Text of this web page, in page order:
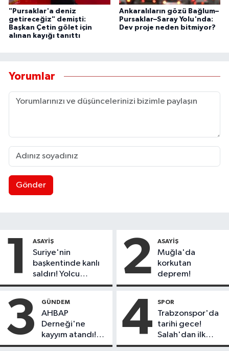
"Pursaklar'a deniz
getireceğiz" demişti:
Başkan Çetin gölet için
alınan kayığı tanıttı
Ankaralıların gözü Bağlum–
Pursaklar–Saray Yolu'nda:
Dev proje neden bitmiyor?
Yorumlar
Gönder
1 ASAYIŞ
Suriye'nin
başkentinde kanlı
saldırı! Yolcu
otobüsünde çok
var
2 ASAYIŞ
Muğla'da
korkutan
deprem!
3 GÜNDEM
AHBAP
Derneği'ne
kayyım atandı!
Tüm faaliyetleri
4 SPOR
Trabzonspor'da
tarihi gece!
Salah'dan ilk
mesaj: "Kupalar